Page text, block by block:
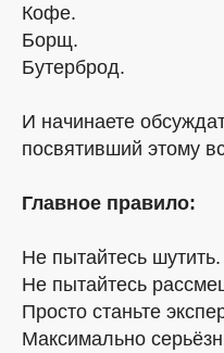
Кофе.
Борщ.
Бутерброд.
И начинаете
посвятивший этому
Главное правило:
Не пытайтесь шутить.
Не пытайтесь
Просто станьте
Максимально